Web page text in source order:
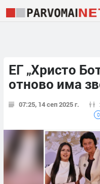
ЕГ „Христо
отново има
07:25, 14 сеп 2025 г.
0